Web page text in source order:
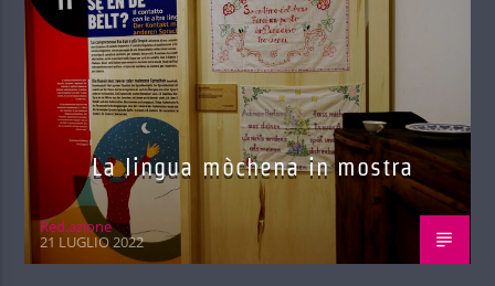
La lingua mòchena in mostra
Red.azione
21 LUGLIO 2022